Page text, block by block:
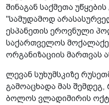
შინაგან საქმეთა
"სამუდამოდ
ესპანეთის ეროვნული
საქართველოს
ორგანიზაციის მართვას
ლევან სუხუმსკიზე
გამოაცხადა მას
ბოლოს ვლადიმირის